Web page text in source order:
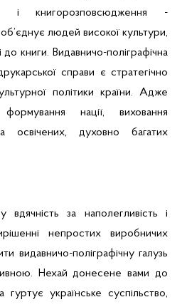
і книгорозповсюдження -
людей високої культури,
книги. Видавничо-поліграфічна
справи є стратегічно
політики країни. Адже
нації, виховання
освічених, духовно багатих
вдячність за наполегливість і
непростих виробничих
видавничо-поліграфічну галузь
Нехай донесене вами до
українське суспільство,